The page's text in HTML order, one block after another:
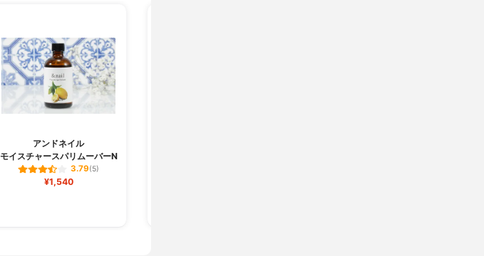
アンドネイル
モイスチャースパリムーバーN
3.79(5)
¥1,540